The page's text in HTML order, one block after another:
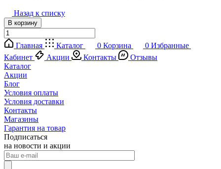
Назад к списку
В корзину
Главная Каталог 0 Корзина 0 Избранные
Кабинет
Акции Контакты
Отзывы
Каталог
Акции
Блог
Условия оплаты
Условия доставки
Контакты
Магазины
Гарантия на товар
Подписаться
на новости и акции